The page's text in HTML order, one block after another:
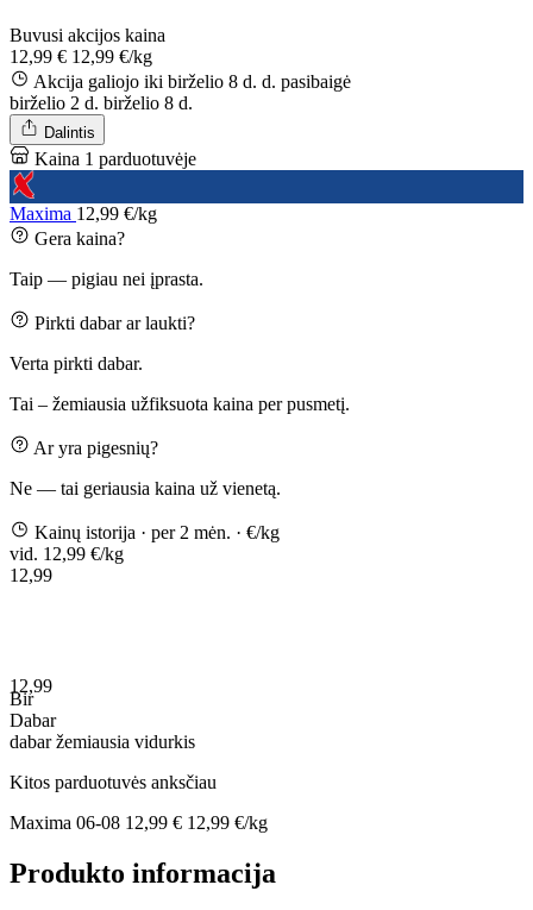
Buvusi akcijos kaina
12,99 € 12,99 €/kg
Akcija galiojo iki birželio 8 d. d. pasibaigė
birželio 2 d. birželio 8 d.
Dalintis
Kaina 1 parduotuvėje
Maxima 12,99 €/kg
Gera kaina?
Taip — pigiau nei įprasta.
Pirkti dabar ar laukti?
Verta pirkti dabar.
Tai – žemiausia užfiksuota kaina per pusmetį.
Ar yra pigesnių?
Ne — tai geriausia kaina už vienetą.
Kainų istorija · per 2 mėn. · €/kg
vid. 12,99 €/kg
12,99
12,99
Bir
Dabar
dabaržemiausia vidurkis
Kitos parduotuvės anksčiau
Maxima 06-08 12,99 € 12,99 €/kg
Produkto informacija